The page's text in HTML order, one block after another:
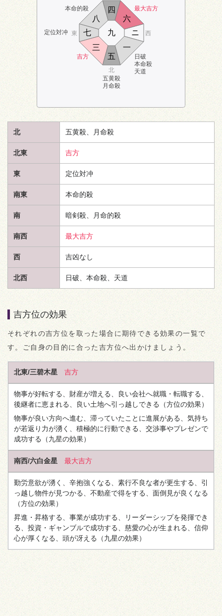
本命的殺 最大吉方
定位対冲
吉方
五黄殺
月命殺
日破
本命殺
天道
北
東 西
五
六
七
八
九
一
ニ
三
四
北 五黄殺、月命殺
北東 吉方
東 定位対冲
南東 本命的殺
南 暗剣殺、月命的殺
南西 最大吉方
西 吉凶なし
北西 日破、本命殺、 天道
吉方位の効果
それぞれの吉方位を取った場合に期待できる効果の一覧で
す。ご自身の目的に合った吉方位へ出かけましょう。
北東/三碧木星 吉方
物事が好転する、財産が増える、良い会社へ就職・転職する、
後継者に恵まれる、良い土地へ引っ越しできる （方位の効果）
物事が良い方向へ進む、滞っていたことに進展がある、気持ち
が若返り力が湧く、積極的に行動できる、交渉事やプレゼンで
成功する （九星の効果）
南西/六白金星 最大吉方
勤労意欲が湧く、辛抱強くなる、素行不良な者が更生する、引
っ越し物件が見つかる、不動産で得をする、面倒見が良くなる
（方位の効果）
昇進・昇格する、事業が成功する、リーダーシップを発揮でき
る、投資・ギャンブルで成功する、慈愛の心が生まれる、信仰
心が厚くなる、頭が冴える （九星の効果）